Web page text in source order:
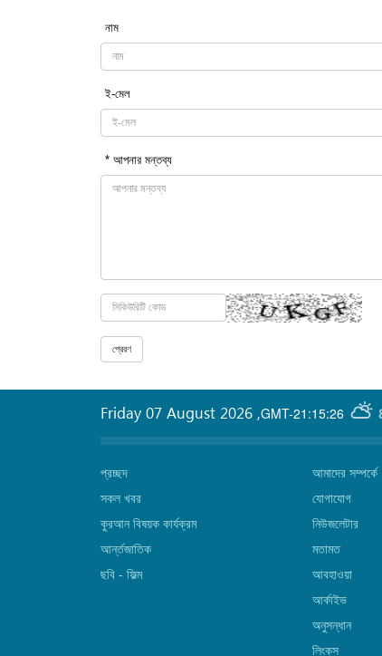
নাম
ই-মেল
* আপনার মন্তব্য
GMT-21:15:26
Friday 07 August 2026 ,
প্রচ্ছদ
সকল খবর
কুরআন বিষয়ক কার্যক্রম
আর্ন্তজাতিক
ছবি‎ - ফিল্ম
আমাদের সম্পর্কে
যোগাযোগ
নিউজলেটার
মতামত
আবহাওয়া
আর্কাইভ
অনুসন্ধান
লিংক্‌স